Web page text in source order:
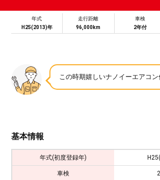
年式
H25(2013)年
走行距離
96,000km
車検
2年付
この時期嬉しいナノイーエアコン
基本情報
年式(初度登録年)
車検